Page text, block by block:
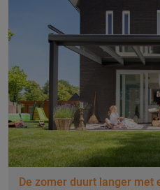
De zomer duurt langer met